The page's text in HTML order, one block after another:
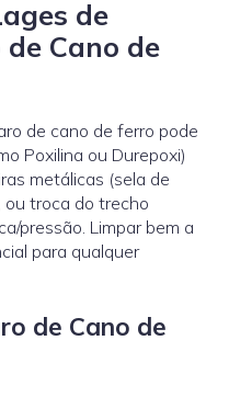
de
Cano de
de cano de ferro pode
Poxilina ou Durepoxi)
metálicas (sela de
troca do trecho
pressão. Limpar bem a
para qualquer
de Cano de